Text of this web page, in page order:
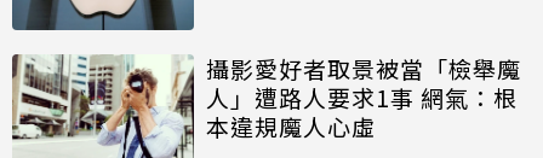
攝影愛好者取景被當「檢舉魔
人」遭路人要求1事 網氣：根
本違規魔人心虛